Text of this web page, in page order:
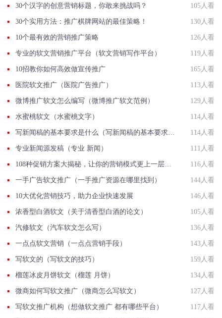
30个汉字的创意营销标题，你敢来挑战吗？ 105人看
30个实用方法：推广棋牌网站的最佳策略！ 130人看
10个最有效的营销推广策略 126人看
专业的软文营销推广平台（软文营销写作平台） 119人看
10招教你如何高效做宣传推广 165人看
医院软文推广（医院广告推广） 113人看
微博推广软文怎么编写（微博推广软文范例） 129人看
水蜜桃软文（水蜜桃文字） 114人看
114人看
专业新闻源发稿（专业 新闻） 111人看
116人看
一手广告软文推广（一手推广资源在哪里找到） 144人看
10大优化营销技巧，助力企业快速发展 146人看
浓香型白酒软文（关于清香型白酒的论文） 105人看
汽修软文（汽车软文怎么写） 136人看
一点点软文营销（一点点营销手段） 143人看
写软文的（写软文的技巧） 159人看
榴莲冰皮月饼软文（榴莲 月饼） 134人看
微商如何写软文推广（微商怎么写软文） 127人看
写软文推广机构（想做软文推广 都有哪些平台） 117人看